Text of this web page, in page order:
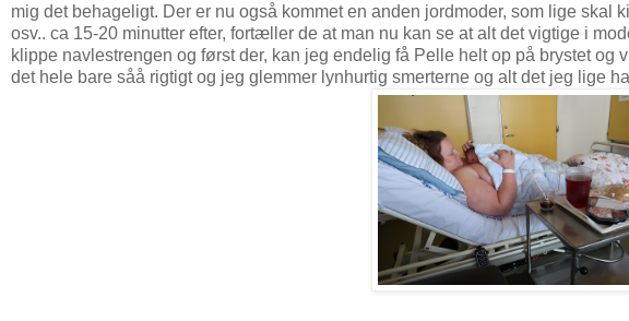
mig det behageligt. Der er nu også kommet en anden jordmoder, som lige skal
osv.. ca 15-20 minutter efter, fortæller de at man nu kan se at alt det vigtige i
klippe navlestrengen og først der, kan jeg endelig få Pelle helt op på brystet og
det hele bare såå rigtigt og jeg glemmer lynhurtig smerterne og alt det jeg lige